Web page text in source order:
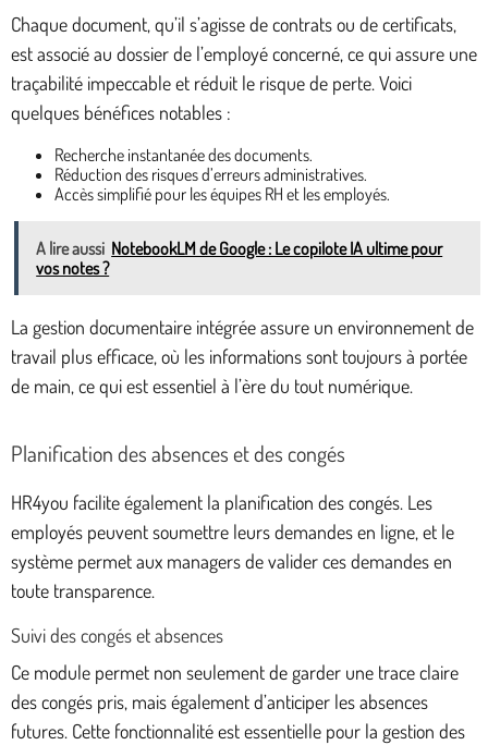
Chaque document, qu’il s’agisse de contrats ou de certificats,
est associé au dossier de l’employé concerné, ce qui assure une
traçabilité impeccable et réduit le risque de perte. Voici
quelques bénéfices notables :
Recherche instantanée des documents.
Réduction des risques d’erreurs administratives.
Accès simplifié pour les équipes RH et les employés.
A lire aussi NotebookLM de Google : Le copilote IA ultime pour
vos notes ?
La gestion documentaire intégrée assure un environnement de
travail plus efficace, où les informations sont toujours à portée
de main, ce qui est essentiel à l’ère du tout numérique.
Planification des absences et des congés
HR4you facilite également la planification des congés. Les
employés peuvent soumettre leurs demandes en ligne, et le
système permet aux managers de valider ces demandes en
toute transparence.
Suivi des congés et absences
Ce module permet non seulement de garder une trace claire
des congés pris, mais également d’anticiper les absences
futures. Cette fonctionnalité est essentielle pour la gestion des